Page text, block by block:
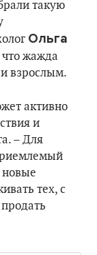
такую
Ольга
что жажда
взрослым.
активно
и
– Для
новые
тех, с